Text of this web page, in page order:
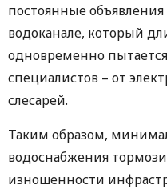
постоянные
водоканале, который
одновременно
специалистов – от
слесарей.
Таким образом,
водоснабжения
изношенности